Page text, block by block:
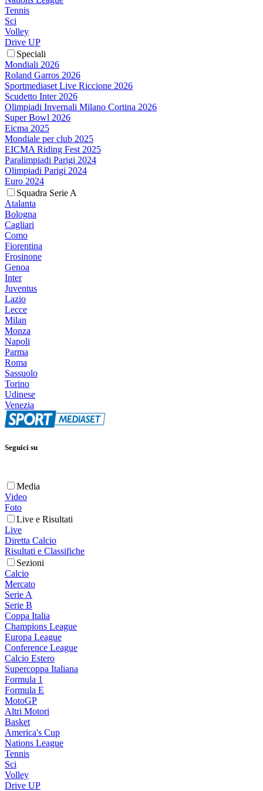
Tennis
Sci
Volley
Drive UP
Speciali
Mondiali 2026
Roland Garros 2026
Sportmediaset Live Riccione 2026
Scudetto Inter 2026
Olimpiadi Invernali Milano Cortina 2026
Super Bowl 2026
Eicma 2025
Mondiale per club 2025
EICMA Riding Fest 2025
Paralimpiadi Parigi 2024
Olimpiadi Parigi 2024
Euro 2024
Squadra Serie A
Atalanta
Bologna
Cagliari
Como
Fiorentina
Frosinone
Genoa
Inter
Juventus
Lazio
Lecce
Milan
Monza
Napoli
Parma
Roma
Sassuolo
Torino
Udinese
Venezia
Seguici su
Media
Video
Foto
Live e Risultati
Live
Diretta Calcio
Risultati e Classifiche
Sezioni
Calcio
Mercato
Serie A
Serie B
Coppa Italia
Champions League
Europa League
Conference League
Calcio Estero
Supercoppa Italiana
Formula 1
Formula E
MotoGP
Altri Motori
Basket
America's Cup
Nations League
Tennis
Sci
Volley
Drive UP